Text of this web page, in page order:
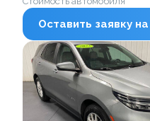
Оставить заявку